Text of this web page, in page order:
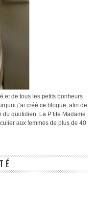
et de tous les petits bonheurs
j’ai créé ce blogue, afin de
quotidien. La P’tite Madame
aux femmes de plus de 40